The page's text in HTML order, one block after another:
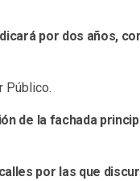
por dos años,
Público.
de la fachada
calles por las que